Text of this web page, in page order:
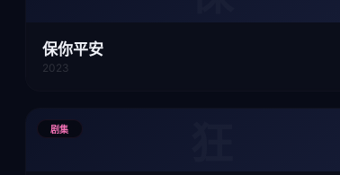
保你平安
2023
剧集